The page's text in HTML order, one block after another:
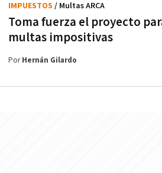
Toma fuerza el proyecto
multas impositivas
IMPUESTOS / Multas ARCA
PorHernán Gilardo